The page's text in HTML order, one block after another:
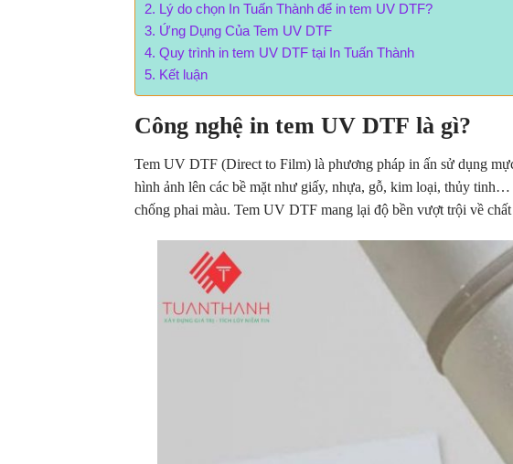
Lý do chọn In Tuấn Thành để in tem UV DTF?
Ứng Dụng Của Tem UV DTF
Quy trình in tem UV DTF tại In Tuấn Thành
Kết luận
Công nghệ in tem UV DTF là gì?
Tem UV DTF (Direct to Film) là phương pháp in ấn sử dụng
hình ảnh lên các bề mặt như giấy, nhựa, gỗ, kim loại, thủy
chống phai màu. Tem UV DTF mang lại độ bền vượt trội về